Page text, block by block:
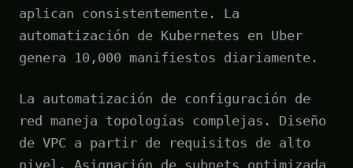
aplican consistentemente. La
automatización de Kubernetes en Uber
genera 10,000 manifiestos diariamente.
La automatización de configuración de
red maneja topologías complejas. Diseño
de VPC a partir de requisitos de alto
nivel. Asignación de subnets optimizada